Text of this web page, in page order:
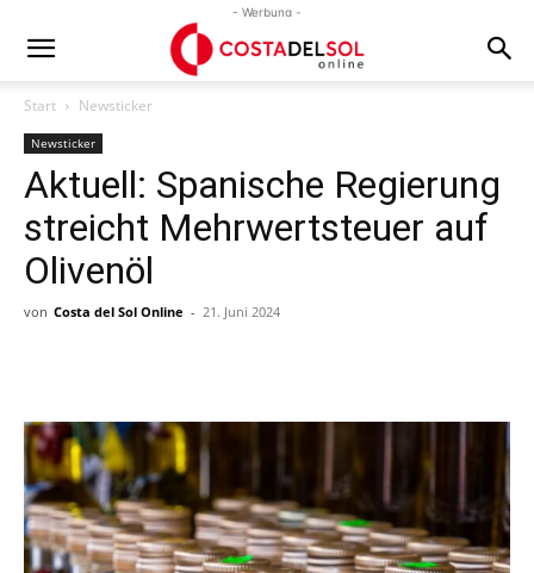
- Werbung -
Start Newsticker
Newsticker
Aktuell: Spanische Regierung
streicht Mehrwertsteuer auf
Olivenöl
von Costa del Sol Online - 21. Juni 2024